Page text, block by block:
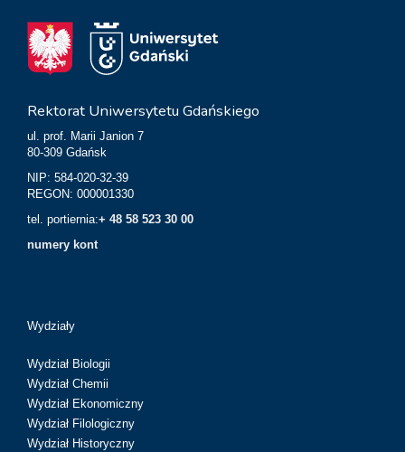
Rektorat Uniwersytetu Gdańskiego
ul. prof. Marii Janion 7
80-309 Gdańsk
NIP: 584-020-32-39
REGON: 000001330
tel. portiernia:+ 48 58 523 30 00
numery kont
Wydziały
Wydział Biologii
Wydział Chemii
Wydział Ekonomiczny
Wydział Filologiczny
Wydział Historyczny